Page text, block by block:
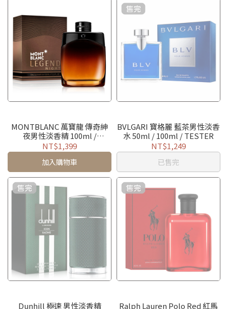
MONTBLANC 萬寶龍 傳奇紳
夜男性淡香精 100ml /
TESTER
NT$1,399
加入購物車
BVLGARI 寶格麗 藍茶男性淡香
水 50ml / 100ml / TESTER
NT$1,249
已售完
Dunhill 極速 男性淡香精
Ralph Lauren Polo Red 紅馬